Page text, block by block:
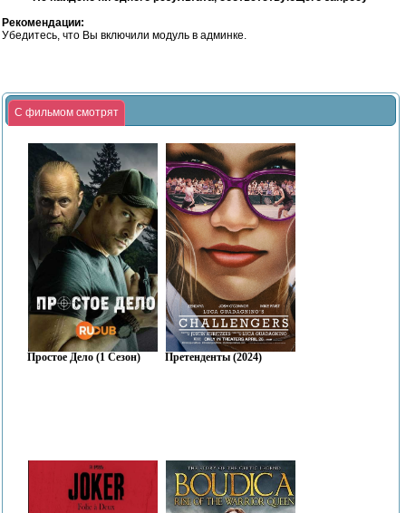
Рекомендации:
Убедитесь, что Вы включили модуль в админке.
С фильмом смотрят
Простое Дело (1 Сезон) Претенденты (2024)